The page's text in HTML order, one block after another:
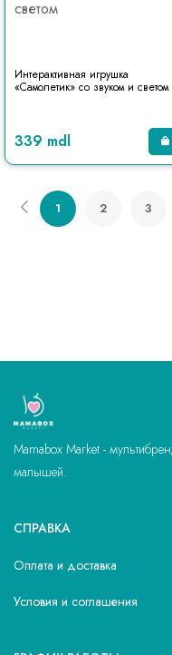
Интерактивная игрушка
«Самолетик» со звуком и светом
339 mdl
1 2 3
Mamabox Market -
малышей.
СПРАВКА
Оплата и доставка
Условия и соглашения